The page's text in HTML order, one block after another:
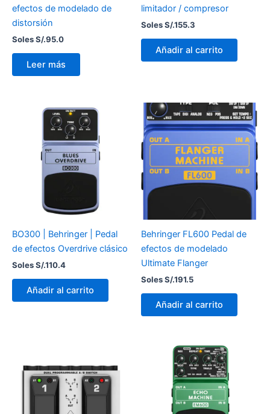
efectos de modelado de
distorsión
Soles S/.95.0
Leer más
limitador / compresor
Soles S/.155.3
Añadir al carrito
BO300 | Behringer | Pedal
de efectos Overdrive clásico
Soles S/.110.4
Añadir al carrito
Behringer FL600 Pedal de
efectos de modelado
Ultimate Flanger
Soles S/.191.5
Añadir al carrito